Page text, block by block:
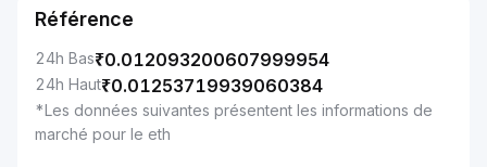
Référence
24h Bas₹0.012093200607999954
24h Haut₹0.01253719939060384
*Les données suivantes présentent les informations de
marché pour le eth